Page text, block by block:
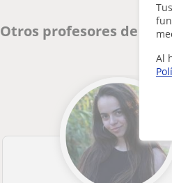
Al
Otros profesores de